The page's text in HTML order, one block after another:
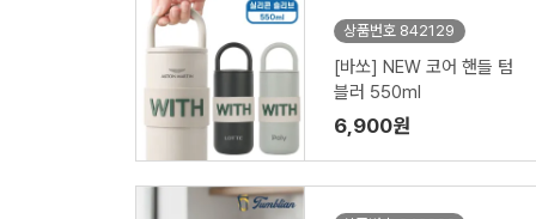
상품번호 842129
[바쏘] NEW 코어 핸들 텀
블러 550ml
6,900원